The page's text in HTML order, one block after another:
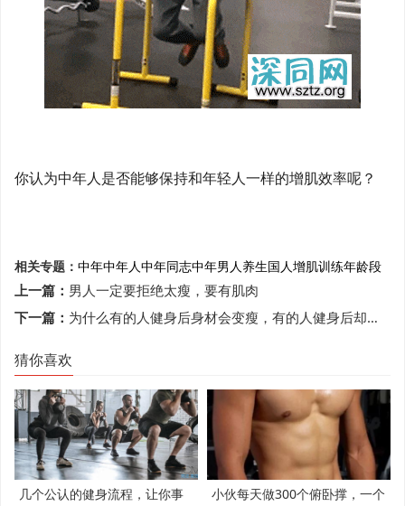
你认为中年人是否能够保持和年轻人一样的增肌效率呢？
相关专题： 中年中年人中年同志中年男人养生国人增肌训练年龄段
上一篇： 男人一定要拒绝太瘦，要有肌肉
下一篇： 为什么有的人健身后身材会变瘦，有的人健身后却越来越“胖”？
猜你喜欢
几个公认的健身流程，让你事
小伙每天做300个俯卧撑，一个